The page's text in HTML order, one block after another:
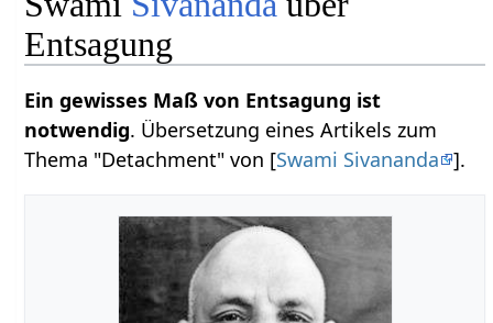
Entsagung
Ein gewisses Maß von Entsagung ist
notwendig. Übersetzung eines Artikels zum
Thema "Detachment" von [Swami Sivananda ].